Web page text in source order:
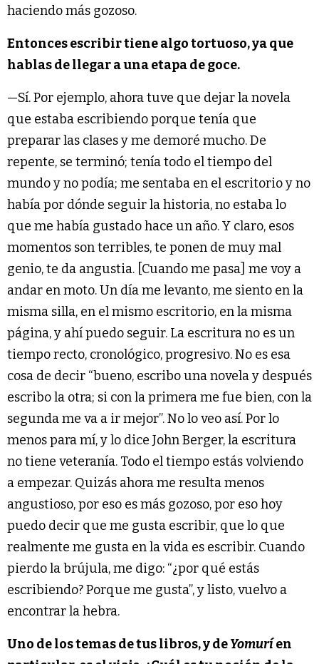
haciendo más gozoso.
Entonces escribir tiene algo tortuoso, ya que
hablas de llegar a una etapa de goce.
—Sí. Por ejemplo, ahora tuve que dejar la novela
que estaba escribiendo porque tenía que
preparar las clases y me demoré mucho. De
repente, se terminó; tenía todo el tiempo del
mundo y no podía; me sentaba en el escritorio y no
había por dónde seguir la historia, no estaba lo
que me había gustado hace un año. Y claro, esos
momentos son terribles, te ponen de muy mal
genio, te da angustia. [Cuando me pasa] me voy a
andar en moto. Un día me levanto, me siento en la
misma silla, en el mismo escritorio, en la misma
página, y ahí puedo seguir. La escritura no es un
tiempo recto, cronológico, progresivo. No es esa
cosa de decir “bueno, escribo una novela y después
escribo la otra; si con la primera me fue bien, con la
segunda me va a ir mejor”. No lo veo así. Por lo
menos para mí, y lo dice John Berger, la escritura
no tiene veteranía. Todo el tiempo estás volviendo
a empezar. Quizás ahora me resulta menos
angustioso, por eso es más gozoso, por eso hoy
puedo decir que me gusta escribir, que lo que
realmente me gusta en la vida es escribir. Cuando
pierdo la brújula, me digo: “¿por qué estás
escribiendo? Porque me gusta”, y listo, vuelvo a
encontrar la hebra.
Uno de los temas de tus libros, y deYomuríen